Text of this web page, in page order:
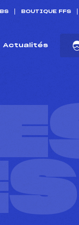
BOUTIQUE FFS
Actualités